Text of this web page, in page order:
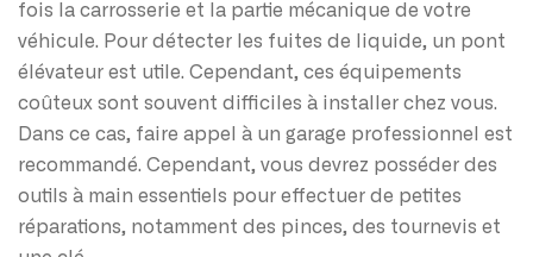
fois la carrosserie et la partie mécanique de votre
véhicule. Pour détecter les fuites de liquide, un pont
élévateur est utile. Cependant, ces équipements
coûteux sont souvent difficiles à installer chez vous.
Dans ce cas, faire appel à un garage professionnel est
recommandé. Cependant, vous devrez posséder des
outils à main essentiels pour effectuer de petites
réparations, notamment des pinces, des tournevis et